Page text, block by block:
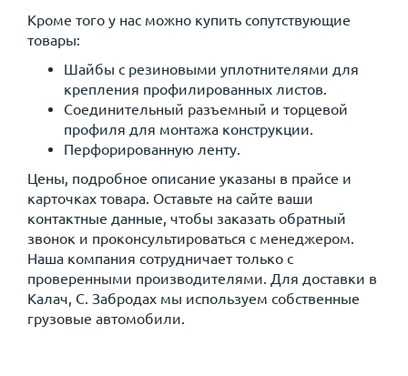
Кроме того у нас можно купить сопутствующие
товары:
Шайбы с резиновыми уплотнителями для
крепления профилированных листов.
Соединительный разъемный и торцевой
профиля для монтажа конструкции.
Перфорированную ленту.
Цены, подробное описание указаны в прайсе и
карточках товара. Оставьте на сайте ваши
контактные данные, чтобы заказать обратный
звонок и проконсультироваться с менеджером.
Наша компания сотрудничает только с
проверенными производителями. Для доставки в
Калач, C. Забродах мы используем собственные
грузовые автомобили.